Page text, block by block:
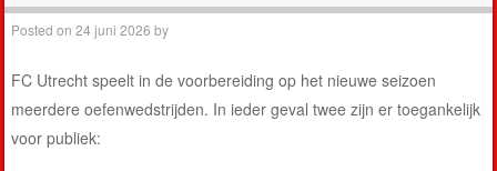
Posted on24 juni 2026 by
FC Utrecht speelt in de voorbereiding op het nieuwe seizoen
meerdere oefenwedstrijden. In ieder geval twee zijn er toegankelijk
voor publiek: